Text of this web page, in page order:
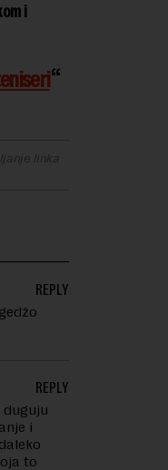
i
linka
REPLY
i
to
REPLY